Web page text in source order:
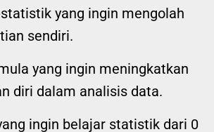
yang ingin mengolah
sendiri.
yang ingin meningkatkan
diri dalam analisis data.
ingin belajar statistik dari 0